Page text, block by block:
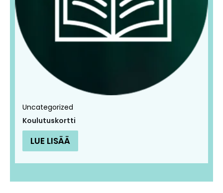
Uncategorized
Koulutuskortti
LUE LISÄÄ